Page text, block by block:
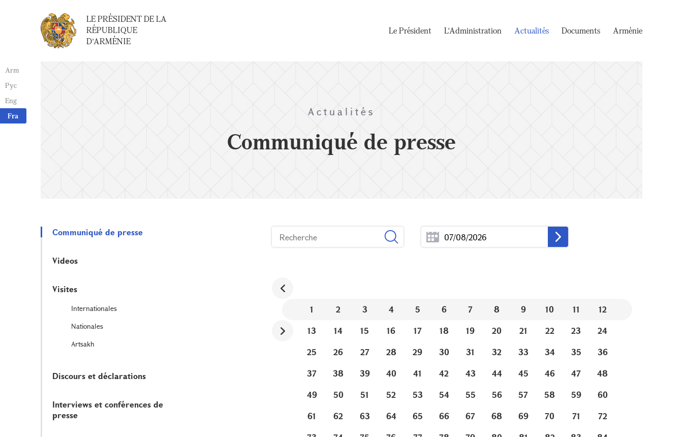
Arm
Рус
Eng
Fra
LE PRÉSIDENT DE LA
RÉPUBLIQUE
D'ARMÉNIE
Le Président L'Administration Actualités Documents Arménie
Actualités
Communiqué de presse
Communiqué de presse
Videos
Visites
Internationales
Nationales
Artsakh
Discours et déclarations
Interviews et conférences de
presse
1 2 3 4 5 6 7 8 9 10 11
12
13
14 15 16 17 18 19 20 21 22 23
24
25
26 27 28 29 30 31 32 33 34 35
36
37
38 39 40 41 42 43 44 45 46 47
48
49
50 51 52 53 54 55 56 57 58 59
60
61
62 63 64 65 66 67 68 69 70 71
72